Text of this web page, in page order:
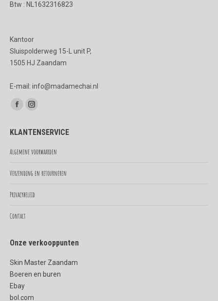
Btw : NL1632316823
Kantoor
Sluispolderweg 15-L unit P,
1505 HJ Zaandam
E-mail: info@madamechai.nl
Vind ons op:
Facebook
opens
in
window
Instagram
opens
in
window
KLANTENSERVICE
Algemene voorwaarden
Verzending en retourneren
Privacybeleid
Contact
Onze verkooppunten
Skin Master Zaandam
Boeren en buren
Ebay
bol.com